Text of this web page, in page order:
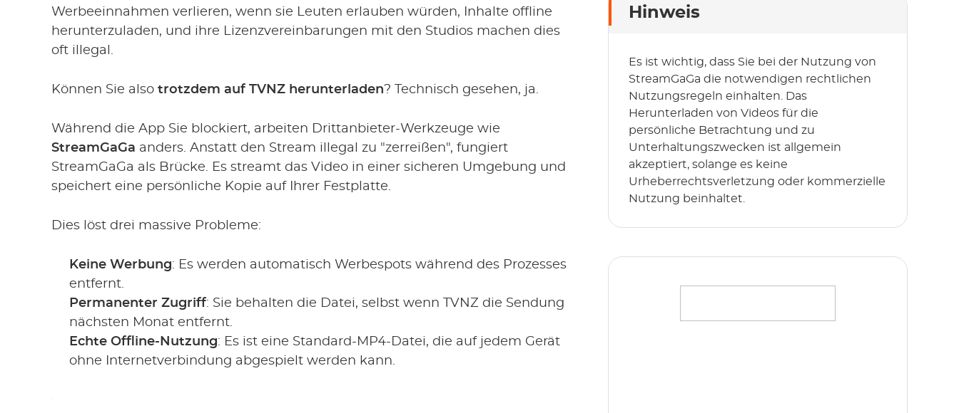
Werbeeinnahmen verlieren, wenn sie Leuten erlauben würden, Inhalte offline
herunterzuladen, und ihre Lizenzvereinbarungen mit den Studios machen dies
oft illegal.
Können Sie also trotzdem auf TVNZ herunterladen? Technisch gesehen, ja.
Während die App Sie blockiert, arbeiten Drittanbieter-Werkzeuge wie
StreamGaGa anders. Anstatt den Stream illegal zu "zerreißen", fungiert
StreamGaGa als Brücke. Es streamt das Video in einer sicheren Umgebung und
speichert eine persönliche Kopie auf Ihrer Festplatte.
Dies löst drei massive Probleme:
Keine Werbung: Es werden automatisch Werbespots während des Prozesses
entfernt.
Permanenter Zugriff: Sie behalten die Datei, selbst wenn TVNZ die Sendung
nächsten Monat entfernt.
Echte Offline-Nutzung: Es ist eine Standard-MP4-Datei, die auf jedem Gerät
ohne Internetverbindung abgespielt werden kann.
Hinweis
Es ist wichtig, dass Sie bei der Nutzung von
StreamGaGa die notwendigen rechtlichen
Nutzungsregeln einhalten. Das
Herunterladen von Videos für die
persönliche Betrachtung und zu
Unterhaltungszwecken ist allgemein
akzeptiert, solange es keine
Urheberrechtsverletzung oder kommerzielle
Nutzung beinhaltet.